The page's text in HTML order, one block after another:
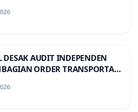
ALOR
AUDIT INDEPENDEN
ORDER TRANSPORTASI